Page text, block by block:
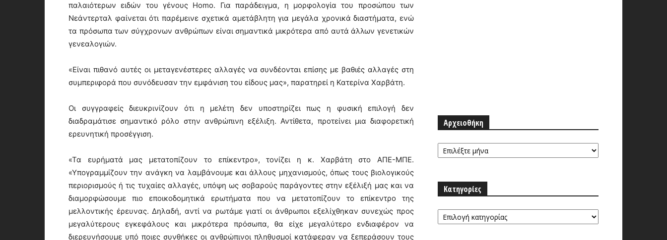
παλαιότερων ειδών του γένους Homo. Για παράδειγμα, η μορφολογία του προσώπου των
Νεάντερταλ φαίνεται ότι παρέμεινε σχετικά αμετάβλητη για μεγάλα χρονικά διαστήματα, ενώ
τα πρόσωπα των σύγχρονων ανθρώπων είναι σημαντικά μικρότερα από αυτά άλλων γενετικών
γενεαλογιών.
«Είναι πιθανό αυτές οι μεταγενέστερες αλλαγές να συνδέονται επίσης με βαθιές αλλαγές στη
συμπεριφορά που συνόδευσαν την εμφάνιση του είδους μας», παρατηρεί η Κατερίνα Χαρβάτη.
Οι συγγραφείς διευκρινίζουν ότι η μελέτη δεν υποστηρίζει πως η φυσική επιλογή δεν
διαδραμάτισε σημαντικό ρόλο στην ανθρώπινη εξέλιξη. Αντίθετα, προτείνει μια διαφορετική
ερευνητική προσέγγιση.
«Τα ευρήματά μας μετατοπίζουν το επίκεντρο», τονίζει η κ. Χαρβάτη στο ΑΠΕ-ΜΠΕ.
«Υπογραμμίζουν την ανάγκη να λαμβάνουμε και άλλους μηχανισμούς, όπως τους βιολογικούς
περιορισμούς ή τις τυχαίες αλλαγές, υπόψη ως σοβαρούς παράγοντες στην εξέλιξή μας και να
διαμορφώσουμε πιο εποικοδομητικά ερωτήματα που να μετατοπίζουν το επίκεντρο της
μελλοντικής έρευνας. Δηλαδή, αντί να ρωτάμε γιατί οι άνθρωποι εξελίχθηκαν συνεχώς προς
μεγαλύτερους εγκεφάλους και μικρότερα πρόσωπα, θα είχε μεγαλύτερο ενδιαφέρον να
διερευνήσουμε υπό ποιες συνθήκες οι ανθρώπινοι πληθυσμοί κατάφεραν να ξεπεράσουν τους
Αρχειοθήκη
Αρχειοθήκη
Κατηγορίες
Κατηγορίες